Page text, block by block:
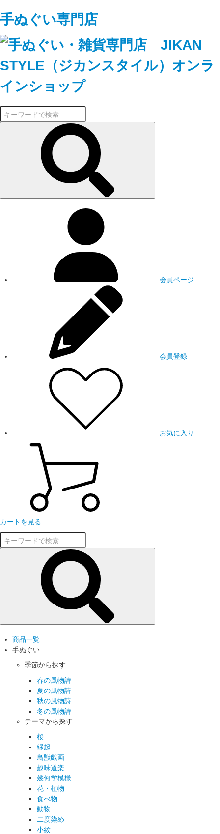
手ぬぐい専門店
会員ページ
会員登録
お気に入り
カートを見る
商品一覧
手ぬぐい
季節から探す
春の風物詩
夏の風物詩
秋の風物詩
冬の風物詩
テーマから探す
桜
縁起
鳥獣戯画
趣味道楽
幾何学模様
花・植物
食べ物
動物
二度染め
小紋